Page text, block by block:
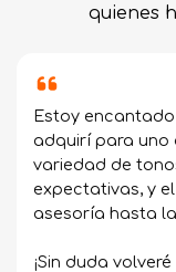
quienes
Estoy
adquirí para uno
variedad de
expectativas, y
asesoría hasta
¡Sin duda